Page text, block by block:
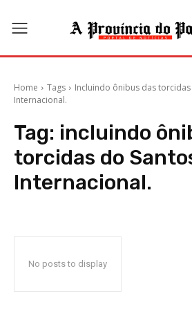
Home Tags
Incluindo ônibus das
Internacional.
Tag: incluindo
torcidas do
Internacional.
No posts to display